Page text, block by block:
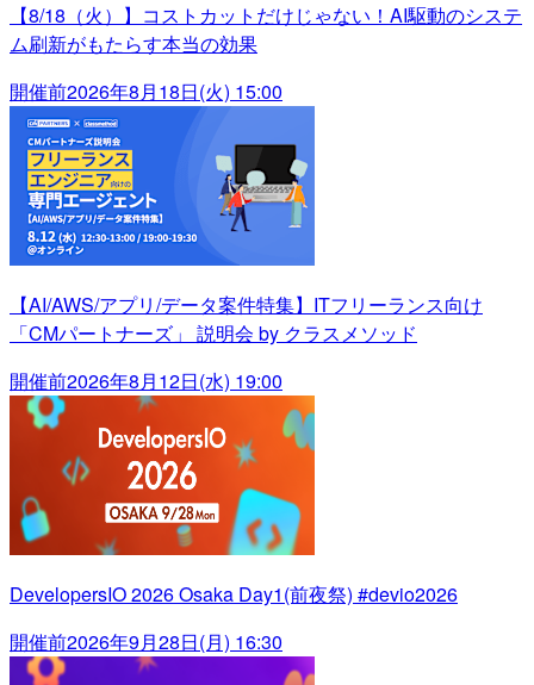
【8/18（火）】コストカットだけじゃない！AI駆動のシステ
ム刷新がもたらす本当の効果
開催前2026年8月18日(火) 15:00
【AI/AWS/アプリ/データ案件特集】ITフリーランス向け
「CMパートナーズ」 説明会 by クラスメソッド
開催前2026年8月12日(水) 19:00
DevelopersIO 2026 Osaka Day1(前夜祭) #devio2026
開催前2026年9月28日(月) 16:30